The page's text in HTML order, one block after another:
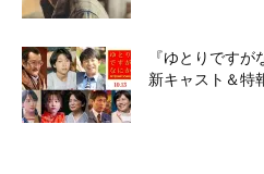
『ゆとりですが
新キャスト＆特